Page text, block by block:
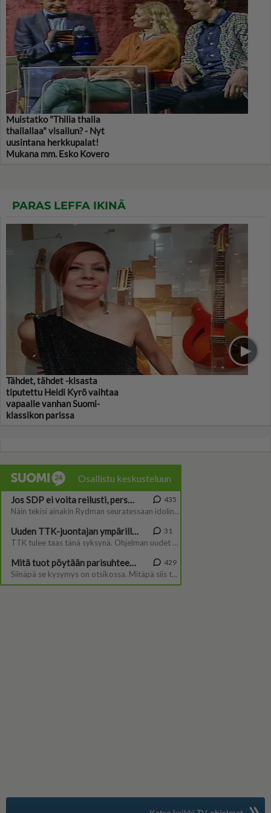
Muistatko "Thilia thalia
thallallaa" visailun? - Nyt
uusintana herkkupalat!
Mukana mm. Esko Kovero
PARAS LEFFA IKINÄ
Tähdet, tähdet -kisasta
tiputettu Heidi Kyrö vaihtaa
vapaalle vanhan Suomi-
klassikon parissa